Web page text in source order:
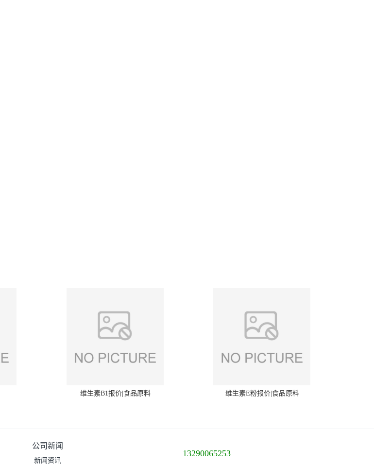
维生素B1报价|食品原料 维生素E粉报价|食品原料
公司新闻
新闻资讯
13290065253